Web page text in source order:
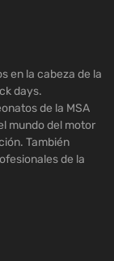
en la cabeza de la
days.
de la MSA
mundo del motor
También
de la